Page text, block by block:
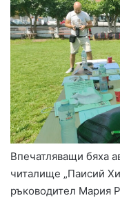
Впечатляващи бяха
читалище „Паисий
ръководител Мария